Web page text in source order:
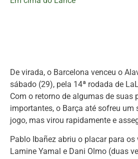
De virada, o Barcelona venceu o
sábado (29), pela 14ª rodada de
Com o retorno de algumas de suas
importantes, o Barça até sofreu um
jogo, mas virou rapidamente e
Pablo Ibañez abriu o placar para
Lamine Yamal e Dani Olmo (duas